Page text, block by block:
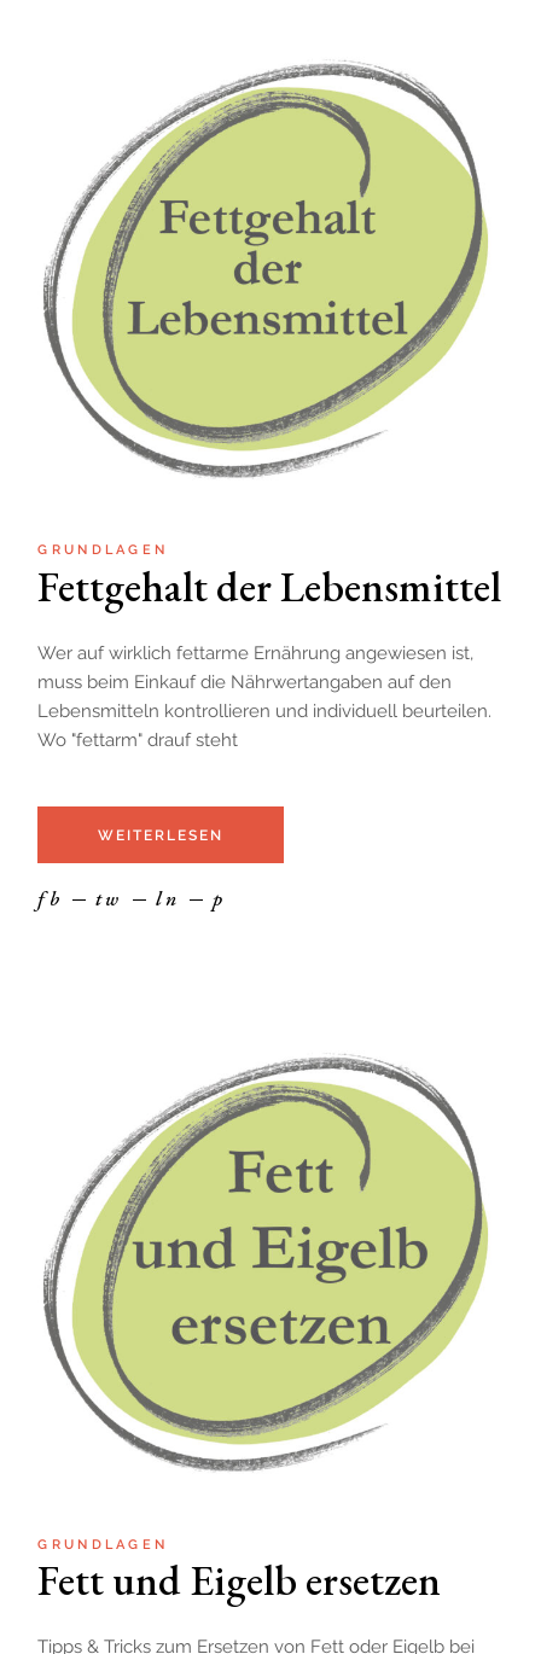
GRUNDLAGEN
Fettgehalt der Lebensmittel
Wer auf wirklich fettarme Ernährung angewiesen ist,
muss beim Einkauf die Nährwertangaben auf den
Lebensmitteln kontrollieren und individuell beurteilen.
Wo "fettarm" drauf steht
WEITERLESEN
fb tw ln p
GRUNDLAGEN
Fett und Eigelb ersetzen
Tipps & Tricks zum Ersetzen von Fett oder Eigelb bei